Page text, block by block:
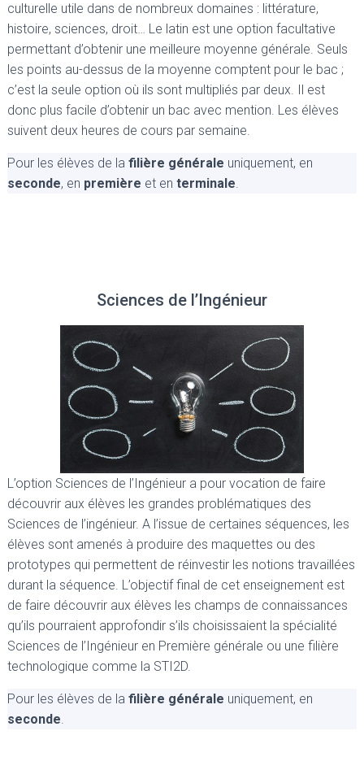
culturelle utile dans de nombreux domaines : littérature,
histoire, sciences, droit… Le latin est une option facultative
permettant d’obtenir une meilleure moyenne générale. Seuls
les points au-dessus de la moyenne comptent pour le bac ;
c’est la seule option où ils sont multipliés par deux. Il est
donc plus facile d’obtenir un bac avec mention. Les élèves
suivent deux heures de cours par semaine.
Pour les élèves de la filière générale uniquement, en
seconde, en première et en terminale.
Sciences de l’Ingénieur
L’option Sciences de l’Ingénieur a pour vocation de faire
découvrir aux élèves les grandes problématiques des
Sciences de l’ingénieur. A l’issue de certaines séquences, les
élèves sont amenés à produire des maquettes ou des
prototypes qui permettent de réinvestir les notions travaillées
durant la séquence. L’objectif final de cet enseignement est
de faire découvrir aux élèves les champs de connaissances
qu’ils pourraient approfondir s’ils choisissaient la spécialité
Sciences de l’Ingénieur en Première générale ou une filière
technologique comme la STI2D.
Pour les élèves de la filière générale uniquement, en
seconde.